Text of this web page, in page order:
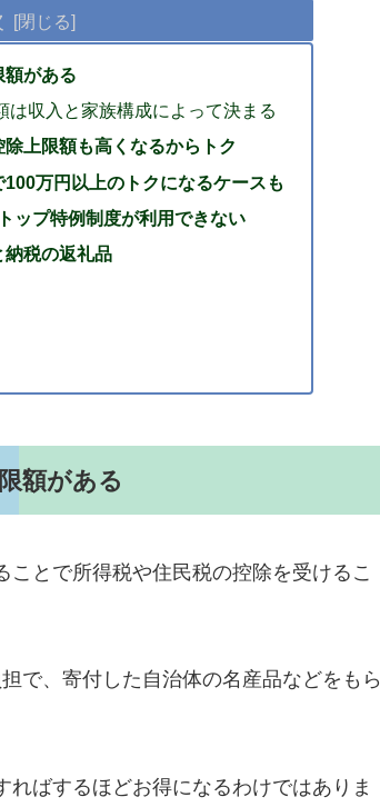
額がある
は収入と家族構成によって決まる
上限額も高くなるからトク
万円以上のトクになるケースも
ップ特例制度が利用できない
納税の返礼品
額がある
とで所得税や住民税の控除を受けるこ
で、寄付した自治体の名産品などをもら
ればするほどお得になるわけではありま